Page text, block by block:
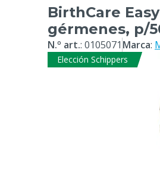
BirthCare
gérmenes, p/
N.º art.: 0105071 Marca:
Elección Schippers